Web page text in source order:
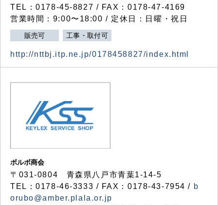
TEL：0178-45-8827 / FAX：0178-47-4169
営業時間：9:00〜18:00 / 定休日：日曜・祝日
販売可 工事・取付可
http://nttbj.itp.ne.jp/0178458827/index.html
ボルボ商会
〒031-0804 青森県八戸市青葉1-14-5
TEL：0178-46-3333 / FAX：0178-43-7954 / b
orubo@amber.plala.or.jp